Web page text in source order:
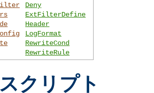
Deny
ExtFilterDefine
Header
LogFormat
RewriteCond
RewriteRule
クリプト